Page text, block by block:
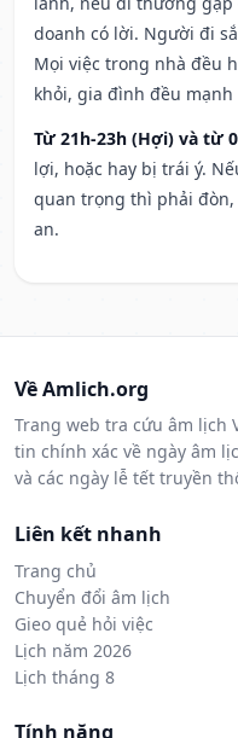
doanh có lời. Người đi
Mọi việc trong nhà đều
khỏi, gia đình đều mạnh
Từ 21h-23h (Hợi) và từ
lợi, hoặc hay bị trái ý.
quan trọng thì phải
an.
Về Amlich.org
Trang web tra cứu âm lịch
tin chính xác về ngày âm
và các ngày lễ tết truyền
Liên kết nhanh
Trang chủ
Chuyển đổi âm lịch
Gieo quẻ hỏi việc
Lịch năm 2026
Lịch tháng 8
Tính năng